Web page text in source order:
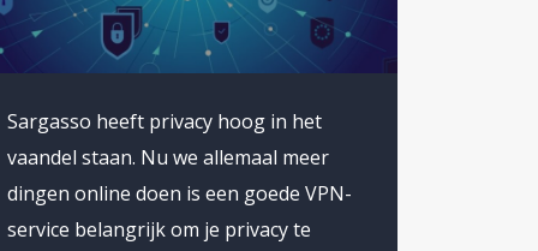
ze
hoeft
andere
Niet
Sargasso heeft privacy hoog in het
vaandel staan. Nu we allemaal meer
dingen online doen is een goede VPN-
service belangrijk om je privacy te